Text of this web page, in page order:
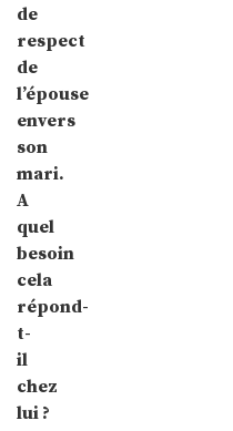
de
respect
de
l’épouse
envers
son
mari.
A
quel
besoin
cela
répond-
t-
il
chez
lui ?